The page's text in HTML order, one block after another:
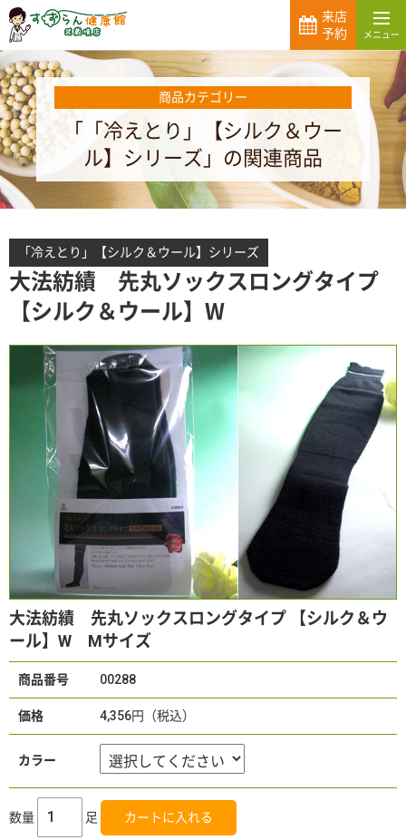
来店
予約
商品カテゴリー
「「冷えとり」【シルク＆ウー
ル】シリーズ」の関連商品
「冷えとり」【シルク＆ウール】シリーズ
大法紡績 先丸ソックスロングタイプ
【シルク＆ウール】W
大法紡績 先丸ソックスロングタイプ 【シルク＆ウ
ール】W Mサイズ
商品番号 00288
価格 4,356円（税込）
カラー
数量 足